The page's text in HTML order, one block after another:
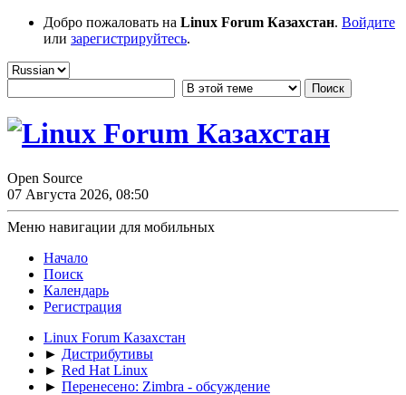
Добро пожаловать на Linux Forum Казахстан. Войдите
или зарегистрируйтесь.
Open Source
07 Августа 2026, 08:50
Меню навигации для мобильных
Начало
Поиск
Календарь
Регистрация
Linux Forum Казахстан
► Дистрибутивы
► Red Hat Linux
► Перенесено: Zimbra - обсуждение